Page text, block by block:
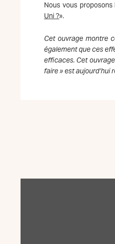
Nous vous
Uni ?».
Cet ouvrage montre
également que ces
efficaces. Cet
faire » est aujourd’hui